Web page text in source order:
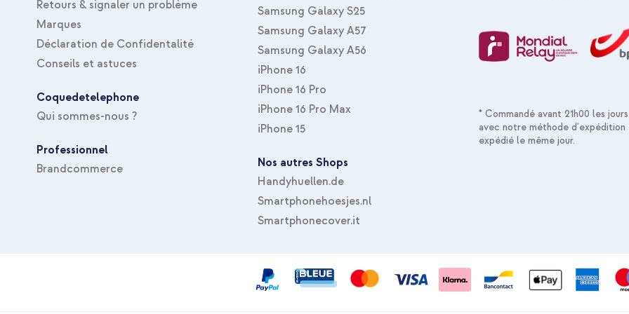
Retours & signaler un problème
Marques
Déclaration de Confidentalité
Conseils et astuces
Coquedetelephone
Qui sommes-nous ?
Professionnel
Brandcommerce
Samsung Galaxy S25
Samsung Galaxy A57
Samsung Galaxy A56
iPhone 16
iPhone 16 Pro
iPhone 16 Pro Max
iPhone 15
Nos autres Shops
Handyhuellen.de
Smartphonehoesjes.nl
Smartphonecover.it
* Commandé avant 21h00 les
avec notre méthode d'expédition
expédié le même jour.